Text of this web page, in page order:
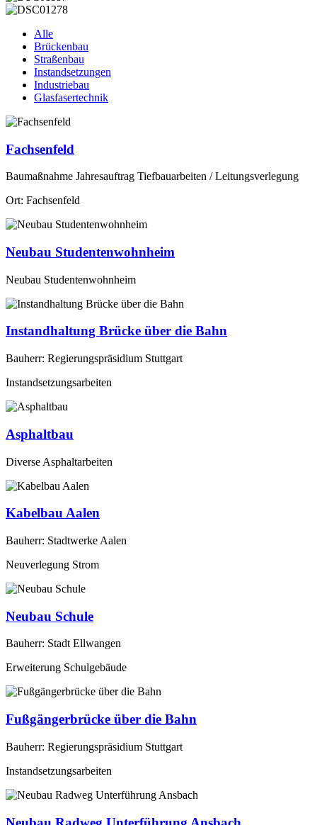
Alle
Brückenbau
Straßenbau
Instandsetzungen
Industriebau
Glasfasertechnik
Fachsenfeld
Baumaßnahme Jahresauftrag Tiefbauarbeiten / Leitungsverlegung
Ort: Fachsenfeld
Neubau Studentenwohnheim
Neubau Studentenwohnheim
Instandhaltung Brücke über die Bahn
Bauherr: Regierungspräsidium Stuttgart
Instandsetzungsarbeiten
Asphaltbau
Diverse Asphaltarbeiten
Kabelbau Aalen
Bauherr: Stadtwerke Aalen
Neuverlegung Strom
Neubau Schule
Bauherr: Stadt Ellwangen
Erweiterung Schulgebäude
Fußgängerbrücke über die Bahn
Bauherr: Regierungspräsidium Stuttgart
Instandsetzungsarbeiten